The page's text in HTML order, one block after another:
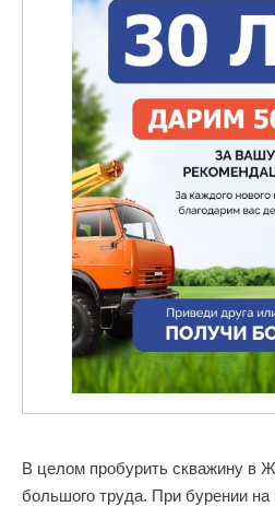
В целом пробурить скважину в
большого труда. При бурении на